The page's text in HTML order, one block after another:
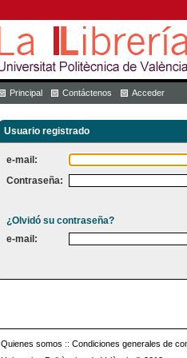
Principal Contáctenos Acceder
Usuario registrado
e-mail:
Contraseña:
¿Olvidó su contraseña?
e-mail:
Quienes somos :: Condiciones generales de